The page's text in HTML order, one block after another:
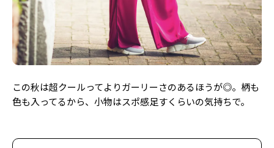
この秋は超クールってよりガーリーさのあるほうが◎。柄も
色も入ってるから、小物はスポ感足すくらいの気持ちで。